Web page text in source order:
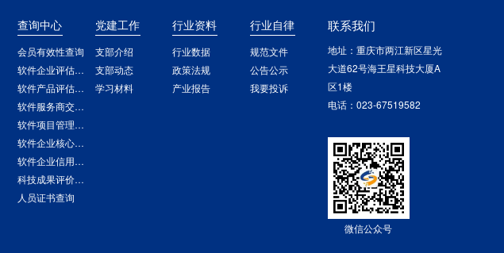
查询中心
会员有效性查询
软件企业评估查询
软件产品评估查询
软件服务商交付能力评估查询
软件项目管理能力评估查询
软件企业核心竞争力评价查询
软件企业信用查询
科技成果评价报告查询
人员证书查询
党建工作
支部介绍
支部动态
学习材料
行业资料
行业数据
政策法规
产业报告
行业自律
规范文件
公告公示
我要投诉
联系我们
地址：重庆市两江新区星光
大道62号海王星科技大厦A
区1楼
电话：023-67519582
微信公众号